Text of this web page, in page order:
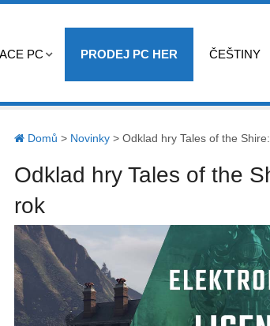
PC PRODEJ PC HER ČEŠTINY
Domů > Novinky> Odklad hry Tales of the
Odklad hry Tales of the
rok